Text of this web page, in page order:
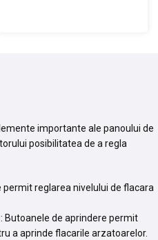
importante ale panoului de
posibilitatea de a regla
permit reglarea nivelului de flacara
: Butoanele de aprindere permit
a aprinde flacarile arzatoarelor.